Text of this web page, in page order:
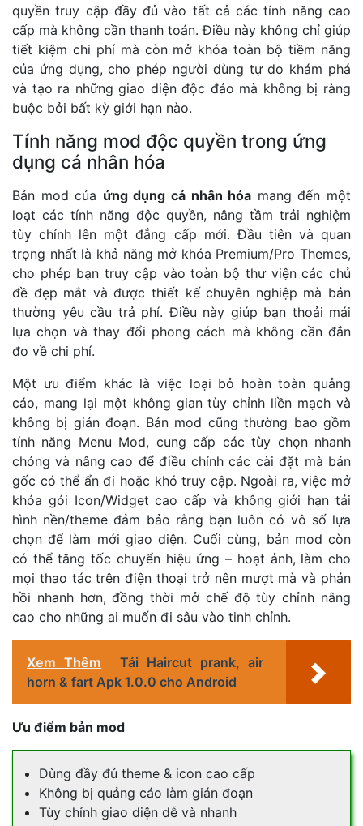
quyền truy cập đầy đủ vào tất cả các tính năng cao
cấp mà không cần thanh toán. Điều này không chỉ giúp
tiết kiệm chi phí mà còn mở khóa toàn bộ tiềm năng
của ứng dụng, cho phép người dùng tự do khám phá
và tạo ra những giao diện độc đáo mà không bị ràng
buộc bởi bất kỳ giới hạn nào.
Tính năng mod độc quyền trong ứng
dụng cá nhân hóa
Bản mod của ứng dụng cá nhân hóa mang đến một
loạt các tính năng độc quyền, nâng tầm trải nghiệm
tùy chỉnh lên một đẳng cấp mới. Đầu tiên và quan
trọng nhất là khả năng mở khóa Premium/Pro Themes,
cho phép bạn truy cập vào toàn bộ thư viện các chủ
đề đẹp mắt và được thiết kế chuyên nghiệp mà bản
thường yêu cầu trả phí. Điều này giúp bạn thoải mái
lựa chọn và thay đổi phong cách mà không cần đắn
đo về chi phí.
Một ưu điểm khác là việc loại bỏ hoàn toàn quảng
cáo, mang lại một không gian tùy chỉnh liền mạch và
không bị gián đoạn. Bản mod cũng thường bao gồm
tính năng Menu Mod, cung cấp các tùy chọn nhanh
chóng và nâng cao để điều chỉnh các cài đặt mà bản
gốc có thể ẩn đi hoặc khó truy cập. Ngoài ra, việc mở
khóa gói Icon/Widget cao cấp và không giới hạn tải
hình nền/theme đảm bảo rằng bạn luôn có vô số lựa
chọn để làm mới giao diện. Cuối cùng, bản mod còn
có thể tăng tốc chuyển hiệu ứng – hoạt ảnh, làm cho
mọi thao tác trên điện thoại trở nên mượt mà và phản
hồi nhanh hơn, đồng thời mở chế độ tùy chỉnh nâng
cao cho những ai muốn đi sâu vào tinh chỉnh.
Xem Thêm
Tải Haircut prank, air
horn & fart Apk 1.0.0 cho Android
Ưu điểm bản mod
Dùng đầy đủ theme & icon cao cấp
Không bị quảng cáo làm gián đoạn
Tùy chỉnh giao diện dễ và nhanh